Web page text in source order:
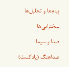
پیام‌ها و تحلیل‌ها
سخنرانی‏‏‌ها
صدا و سیما
صداهنگ (پادکست)